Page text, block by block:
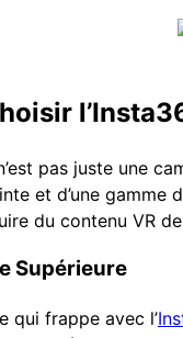
pas juste une
et d’une
du contenu VR
Supérieure
qui frappe avec l’